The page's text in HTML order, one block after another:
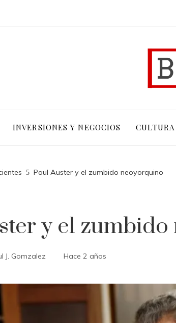
INVERSIONES Y NEGOCIOS
Paul Auster y el zumbido neoyorquino
y el
J. Gomzalez Hace 2 años